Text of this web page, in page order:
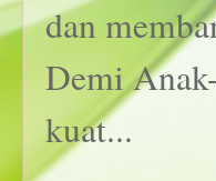
dan
Demi
kuat...